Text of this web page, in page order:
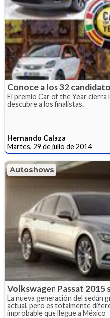
Conoce a los 32
El premio Car of the Year cierra
descubre a los finalistas.
Hernando Calaza
Martes, 29 de julio de 2014
Autoshows
Volkswagen Passat 2015
La nueva generación del sedán
actual, pero es totalmente
improbable que llegue a México